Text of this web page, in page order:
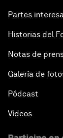
Partes
Historias del
Notas de
Galería de
Pódcast
Vídeos